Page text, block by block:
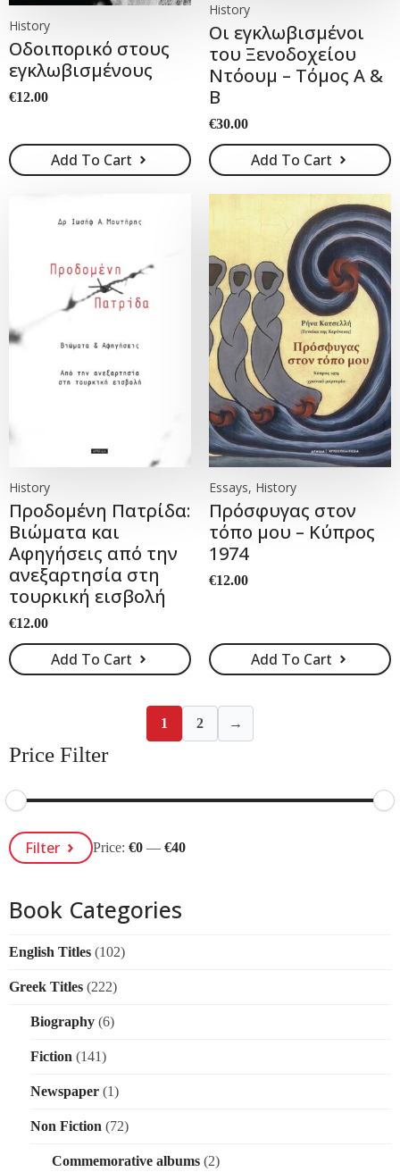
History
Οδοιπορικό στους
εγκλωβισμένους
€12.00
Add To Cart
History
Οι εγκλωβισμένοι
του Ξενοδοχείου
Ντόουμ – Τόμος Α &
Β
€30.00
Add To Cart
History
Προδομένη Πατρίδα:
Βιώµατα και
Αφηγήσεις από την
ανεξαρτησία στη
τουρκική εισβολή
€12.00
Add To Cart
Essays, History
Πρόσφυγας στον
τόπο μου – Κύπρος
1974
€12.00
Add To Cart
1 2 →
Price Filter
Min
Price
Max
PriceFilter Price:€0 —€40
Book Categories
English Titles (102)
Greek Titles (222)
Biography (6)
Fiction (141)
Newspaper (1)
Non Fiction (72)
Commemorative albums (2)